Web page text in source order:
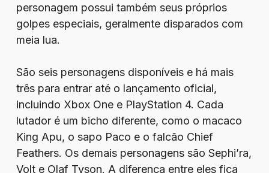
personagem possui também seus próprios
golpes especiais, geralmente disparados com
meia lua.
São seis personagens disponíveis e há mais
três para entrar até o lançamento oficial,
incluindo Xbox One e PlayStation 4. Cada
lutador é um bicho diferente, como o macaco
King Apu, o sapo Paco e o falcão Chief
Feathers. Os demais personagens são Sephi’ra,
Volt e Olaf Tyson. A diferença entre eles fica